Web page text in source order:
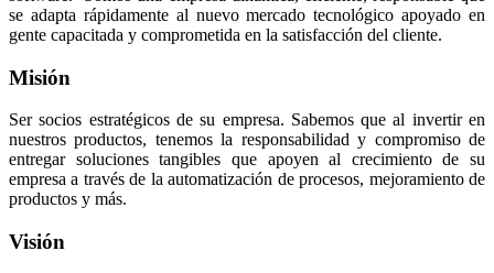
se adapta rápidamente al nuevo mercado tecnológico apoyado en
gente capacitada y comprometida en la satisfacción del cliente.
Misión
Ser socios estratégicos de su empresa. Sabemos que al invertir en
nuestros productos, tenemos la responsabilidad y compromiso de
entregar soluciones tangibles que apoyen al crecimiento de su
empresa a través de la automatización de procesos, mejoramiento de
productos y más.
Visión